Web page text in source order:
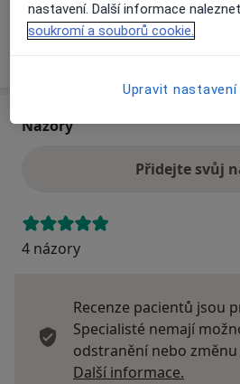
Názory
Přidejte svůj
4 názory
Recenze pacientů jsou
Specialisté nemají
odstranění nebo
Další informace.
nastavení. Další informace
soukromí a souborů cookie.
Upravit nastavení